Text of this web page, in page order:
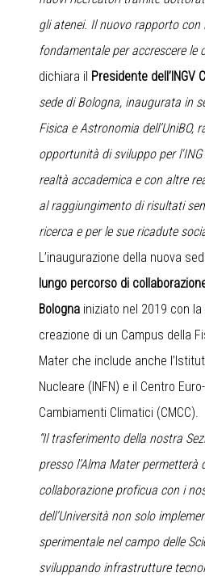
gli atenei. Il nuovo rapporto con
fondamentale per accrescere le
dichiara il Presidente dell’INGV
sede di Bologna, inaugurata in
Fisica e Astronomia dell’UniBO,
opportunità di sviluppo per
realtà accademica e con altre
al raggiungimento di risultati
ricerca e per le sue ricadute
L’inaugurazione della nuova
lungo percorso di
Bologna iniziato nel 2019 con
creazione di un Campus della
Mater che include anche
Nucleare (INFN) e il Centro
Cambiamenti Climatici (CMCC).
“Il trasferimento della nostra
presso l’Alma Mater permetterà
collaborazione proficua con i
dell’Università non solo
sperimentale nel campo delle
sviluppando infrastrutture